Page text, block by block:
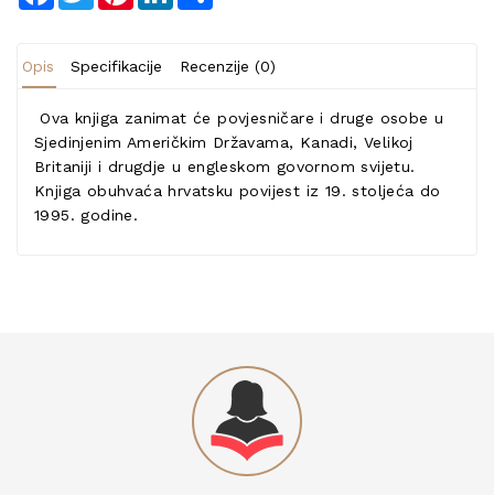
Opis Specifikacije Recenzije (0)
Ova knjiga zanimat će povjesničare i druge osobe u
Sjedinjenim Američkim Državama, Kanadi, Velikoj
Britaniji i drugdje u engleskom govornom svijetu.
Knjiga obuhvaća hrvatsku povijest iz 19. stoljeća do
1995. godine.